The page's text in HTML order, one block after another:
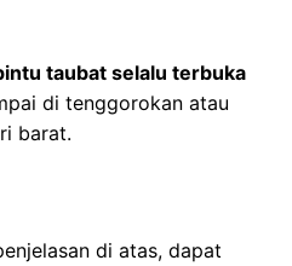
taubat selalu terbuka
di tenggorokan atau
barat.
di atas, dapat